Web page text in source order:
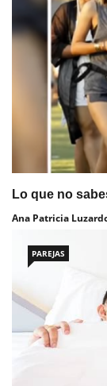
Lo que no
Ana Patricia
PAREJAS